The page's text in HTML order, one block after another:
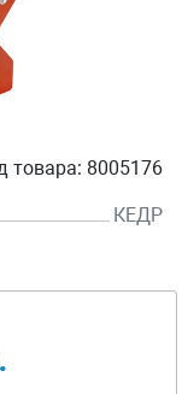
товара: 8005176
КЕДР